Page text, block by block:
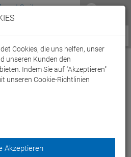
Service / Hilfe
- S medium
Cookies, die uns helfen, unser
unseren Kunden den
Indem Sie auf "Akzeptieren"
unseren Cookie-Richtlinien
Akzeptieren